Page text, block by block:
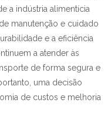
a indústria alimentícia
manutenção e cuidado
e a eficiência
a atender às
de forma segura e
uma decisão
de custos e melhoria